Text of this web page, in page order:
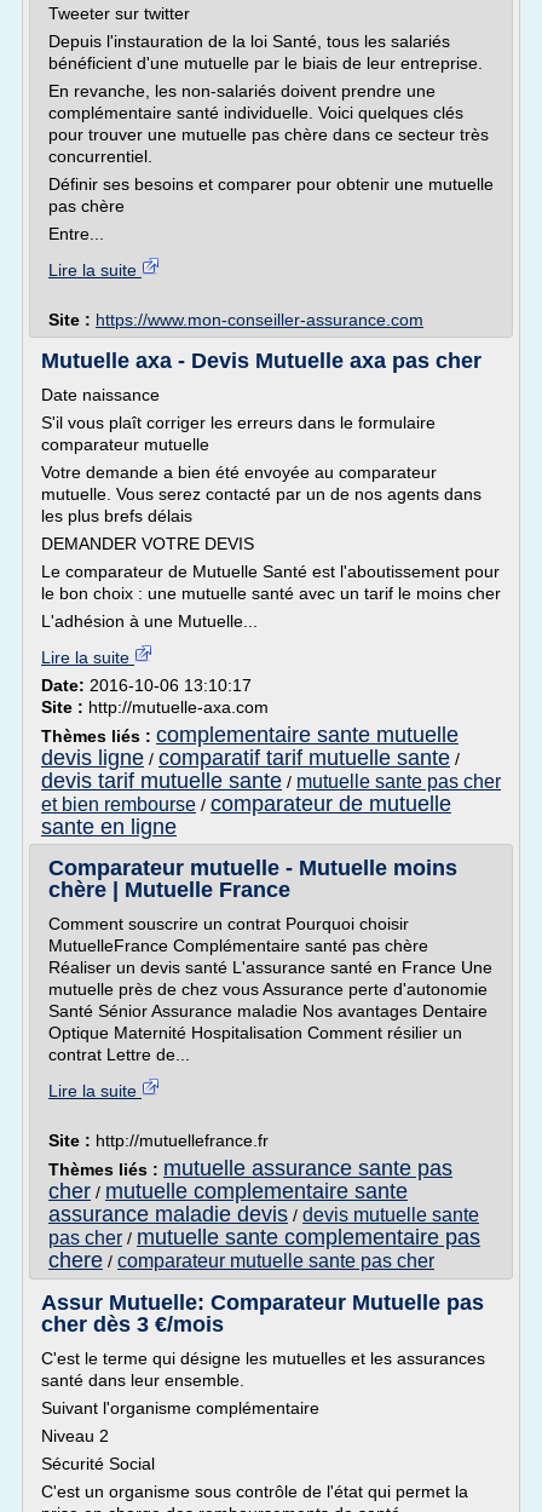
Tweeter sur twitter
Depuis l'instauration de la loi Santé, tous les salariés
bénéficient d'une mutuelle par le biais de leur entreprise.
En revanche, les non-salariés doivent prendre une
complémentaire santé individuelle. Voici quelques clés
pour trouver une mutuelle pas chère dans ce secteur très
concurrentiel.
Définir ses besoins et comparer pour obtenir une mutuelle
pas chère
Entre...
Lire la suite
Site : https://www.mon-conseiller-assurance.com
Mutuelle axa - Devis Mutuelle axa pas cher
Date naissance
S'il vous plaît corriger les erreurs dans le formulaire
comparateur mutuelle
Votre demande a bien été envoyée au comparateur
mutuelle. Vous serez contacté par un de nos agents dans
les plus brefs délais
DEMANDER VOTRE DEVIS
Le comparateur de Mutuelle Santé est l'aboutissement pour
le bon choix : une mutuelle santé avec un tarif le moins cher
L'adhésion à une Mutuelle...
Lire la suite
Date: 2016-10-06 13:10:17
Site : http://mutuelle-axa.com
Thèmes liés : complementaire sante mutuelle
devis ligne / comparatif tarif mutuelle sante /
devis tarif mutuelle sante / mutuelle sante pas cher
et bien rembourse / comparateur de mutuelle
sante en ligne
Comparateur mutuelle - Mutuelle moins
chère | Mutuelle France
Comment souscrire un contrat Pourquoi choisir
MutuelleFrance Complémentaire santé pas chère
Réaliser un devis santé L'assurance santé en France Une
mutuelle près de chez vous Assurance perte d'autonomie
Santé Sénior Assurance maladie Nos avantages Dentaire
Optique Maternité Hospitalisation Comment résilier un
contrat Lettre de...
Lire la suite
Site : http://mutuellefrance.fr
Thèmes liés : mutuelle assurance sante pas
cher / mutuelle complementaire sante
assurance maladie devis / devis mutuelle sante
pas cher / mutuelle sante complementaire pas
chere / comparateur mutuelle sante pas cher
Assur Mutuelle: Comparateur Mutuelle pas
cher dès 3 €/mois
C'est le terme qui désigne les mutuelles et les assurances
santé dans leur ensemble.
Suivant l'organisme complémentaire
Niveau 2
Sécurité Social
C'est un organisme sous contrôle de l'état qui permet la